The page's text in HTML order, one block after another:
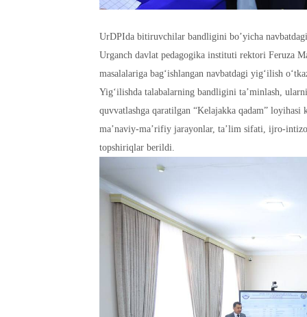
UrDPIda bitiruvchilar bandligini bo’yicha
Urganch davlat pedagogika instituti rektori Feruza
masalalariga bagʻishlangan navbatdagi yigʻilish
Yigʻilishda talabalarning bandligini ta’minlash,
quvvatlashga qaratilgan “Kelajakka qadam”
ma’naviy-ma’rifiy jarayonlar, ta’lim sifati, ijro-
topshiriqlar berildi.